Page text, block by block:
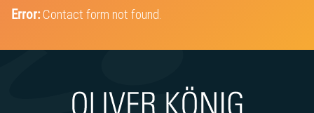
Error:Contact form not found.